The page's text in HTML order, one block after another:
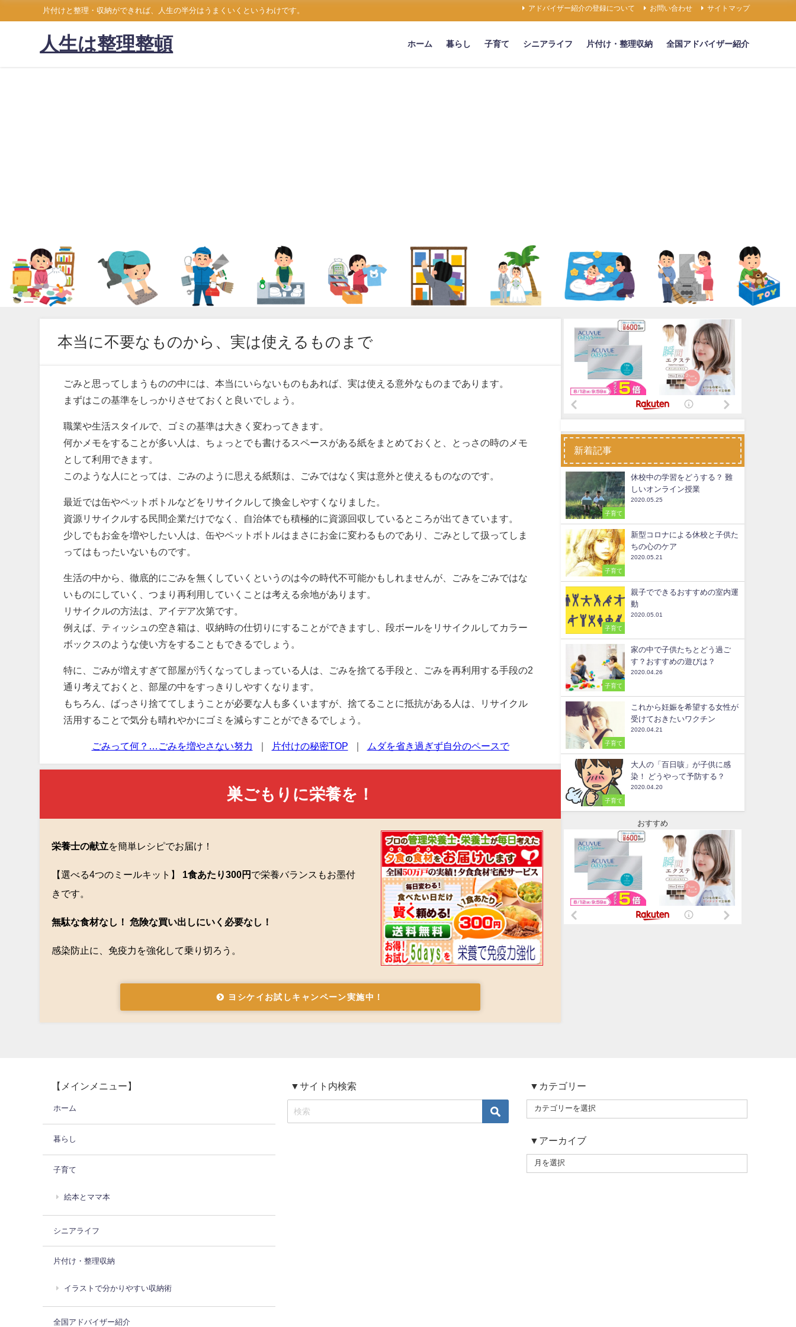
片付けと整理・収納ができれば、人生の半分はうまくいくというわけです。 アドバイザー紹介の登録について お問い合わせ サイトマップ
人生は整理整頓 ホーム 暮らし 子育て シニアライフ 片付け・整理収納 全国アドバイザー紹介
本当に不要なものから、実は使えるものまで
ごみと思ってしまうものの中には、本当にいらないものもあれば、実は使える意外なものまであります。
まずはこの基準をしっかりさせておくと良いでしょう。
職業や生活スタイルで、ゴミの基準は大きく変わってきます。
何かメモをすることが多い人は、ちょっとでも書けるスペースがある紙をまとめておくと、とっさの時のメモ
として利用できます。
このような人にとっては、ごみのように思える紙類は、ごみではなく実は意外と使えるものなのです。
最近では缶やペットボトルなどをリサイクルして換金しやすくなりました。
資源リサイクルする民間企業だけでなく、自治体でも積極的に資源回収しているところが出てきています。
少しでもお金を増やしたい人は、缶やペットボトルはまさにお金に変わるものであり、ごみとして扱ってしま
ってはもったいないものです。
生活の中から、徹底的にごみを無くしていくというのは今の時代不可能かもしれませんが、ごみをごみではな
いものにしていく、つまり再利用していくことは考える余地があります。
リサイクルの方法は、アイデア次第です。
例えば、ティッシュの空き箱は、収納時の仕切りにすることができますし、段ボールをリサイクルしてカラー
ボックスのような使い方をすることもできるでしょう。
特に、ごみが増えすぎて部屋が汚くなってしまっている人は、ごみを捨てる手段と、ごみを再利用する手段の2
通り考えておくと、部屋の中をすっきりしやすくなります。
もちろん、ばっさり捨ててしまうことが必要な人も多くいますが、捨てることに抵抗がある人は、リサイクル
活用することで気分も晴れやかにゴミを減らすことができるでしょう。
ごみって何？…ごみを増やさない努力 片付けの秘密TOP ムダを省き過ぎず自分のペースで
巣ごもりに栄養を！
栄養士の献立を簡単レシピでお届け！
【選べる4つのミールキット】 1食あたり300円 で栄養バランスもお墨付
きです。
無駄な食材なし！ 危険な買い出しにいく必要なし！
感染防止に、免疫力を強化して乗り切ろう。
ヨシケイお試しキャンペーン実施中！
新着記事
子育て
休校中の学習をどうする？ 難
しいオンライン授業
2020.05.25
子育て
新型コロナによる休校と子供た
ちの心のケア
2020.05.21
子育て
親子でできるおすすめの室内運
動
2020.05.01
子育て
家の中で子供たちとどう過ご
す？おすすめの遊びは？
2020.04.26
子育て
これから妊娠を希望する女性が
受けておきたいワクチン
2020.04.21
子育て
大人の「百日咳」が子供に感
染！ どうやって予防する？
2020.04.20
おすすめ
【メインメニュー】
ホーム
暮らし
子育て
絵本とママ本
シニアライフ
片付け・整理収納
イラストで分かりやすい収納術
全国アドバイザー紹介
▼サイト内検索 ▼カテゴリー
▼アーカイブ